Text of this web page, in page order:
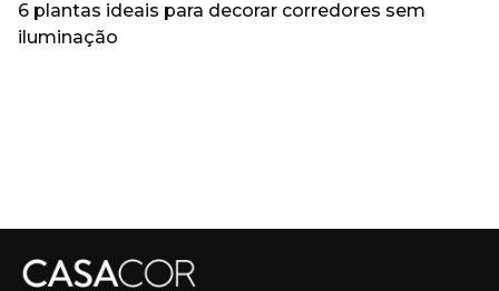
6 plantas ideais para decorar corredores sem
iluminação